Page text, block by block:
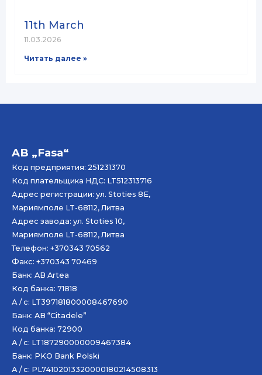
11th March
11.03.2026
Читать далее »
AB „Fasa“
Код предприятия: 251231370
Код плательщика НДС: LT512313716
Адрес регистрации: ул. Stoties 8E,
Мариямполе LT-68112, Литва
Адрес завода: ул. Stoties 10,
Мариямполе LT-68112, Литва
Телефон: +370343 70562
Факс: +370343 70469
Банк: AB Artea
Код банка: 71818
А / с: LT397181800008467690
Банк: AB “Citadele”
Код банка: 72900
А / с: LT187290000009467384
Банк: PKO Bank Polski
А / с: PL74102013320000180214508313